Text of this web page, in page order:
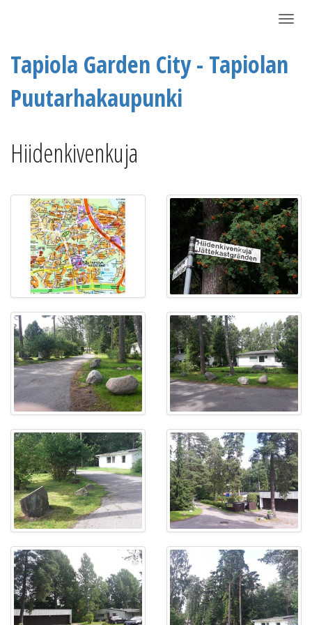
Tapiola Garden City - Tapiolan
Puutarhakaupunki
Hiidenkivenkuja